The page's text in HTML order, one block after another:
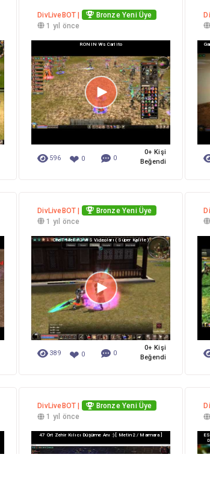
DivLiveBOT |
Bronze Yeni Üye
1 yıl önce
RONIN Ws Carlito
596 ❤ 0 0
0+ Kişi
Beğendi
DivLiveBOT |
Bronze Yeni Üye
1 yıl önce
CneT Metin2 WS Videoları ( Süper Kalite )
389 ❤ 0 0
0+ Kişi
Beğendi
DivLiveBOT |
Bronze Yeni Üye
1 yıl önce
47 Ort Zehir Kılıcı Düşürme Anı :) [ Metin2 / Marmara ]